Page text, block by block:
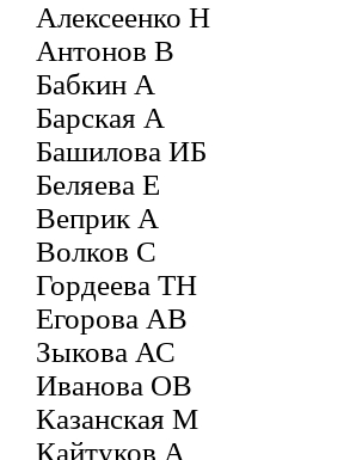
Алексеенко Н
Антонов В
Бабкин А
Барская А
Башилова ИБ
Беляева Е
Веприк А
Волков С
Гордеева ТН
Егорова АВ
Зыкова АС
Иванова ОВ
Казанская М
Кайтуков А